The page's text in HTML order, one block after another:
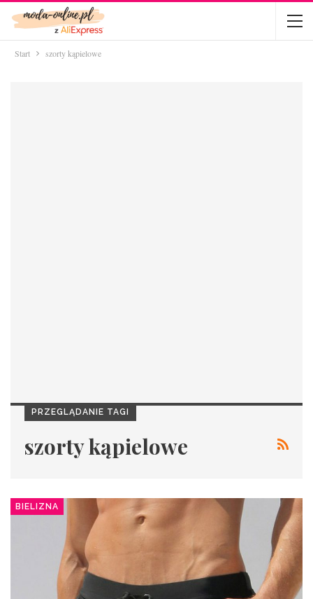
Start szorty kąpielowe
PRZEGLĄDANIE TAGI
szorty kąpielowe
BIELIZNA